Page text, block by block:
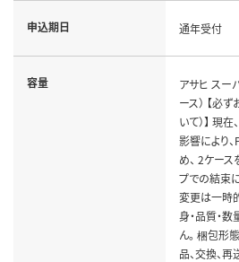
申込期日 通年受付
容量
アサヒ スー
ース） 【必
いて）】 現
影響により
め、 2ケー
プでの結束
変更は一時
身・品質・
ん。 梱包形
品、交換、